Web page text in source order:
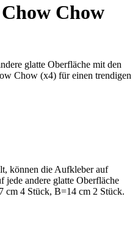
Chow
glatte Oberfläche mit den
Chow (x4) für einen trendigen
können die Aufkleber auf
jede andere glatte Oberfläche
cm 4 Stück, B=14 cm 2 Stück.